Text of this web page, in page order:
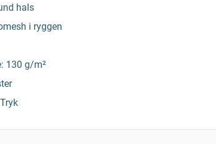
hals
i ryggen
130 g/m²